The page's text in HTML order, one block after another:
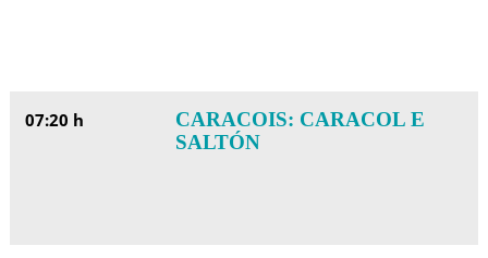
07:20 h
CARACOIS: CARACOL E
SALTÓN